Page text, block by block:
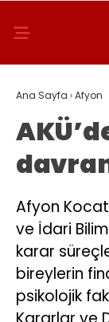
Ana Sayfa ›Afyon
Afyon
ve İdari
karar
bireylerin
psikolojik